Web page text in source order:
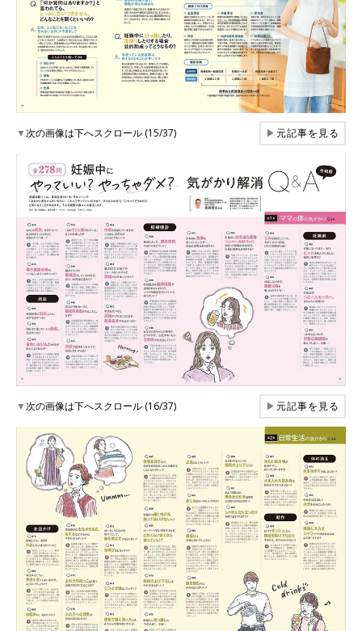
▼次の画像は下へスクロール (15/37) ▶元記事を見る
▼次の画像は下へスクロール (16/37) ▶元記事を見る